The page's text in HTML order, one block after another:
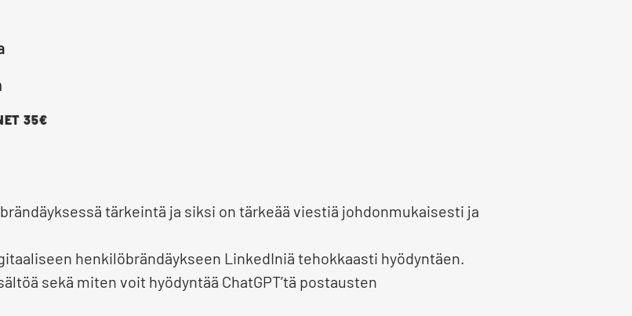
35€
tärkeintä ja siksi on tärkeää viestiä johdonmukaisesti ja
henkilöbrändäykseen LinkedIniä tehokkaasti hyödyntäen.
sekä miten voit hyödyntää ChatGPT’tä postausten